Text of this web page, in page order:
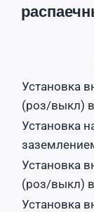
Установка
(роз/выкл)
Установка
Установка
(роз/выкл)
Установка